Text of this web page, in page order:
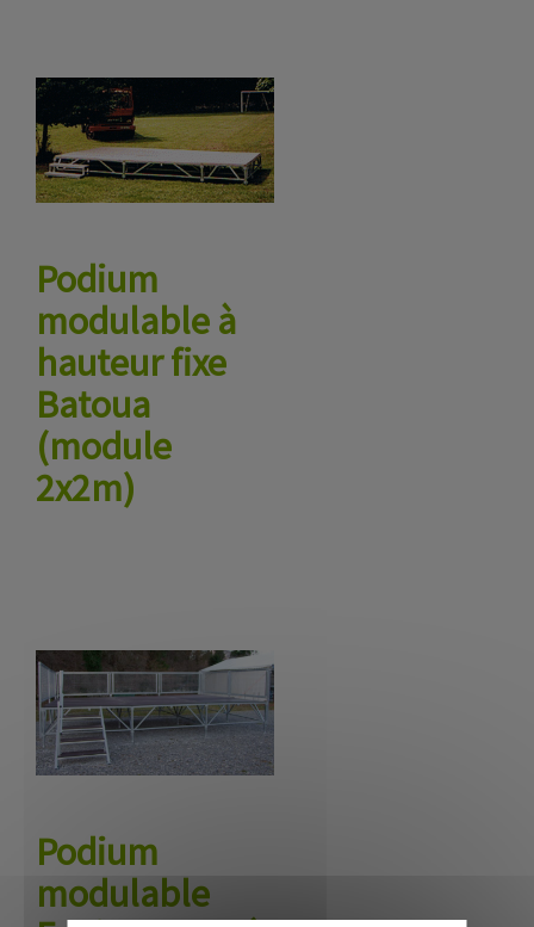
Podium
modulable à
hauteur fixe
Batoua
(module
2x2m)
Podium
modulable